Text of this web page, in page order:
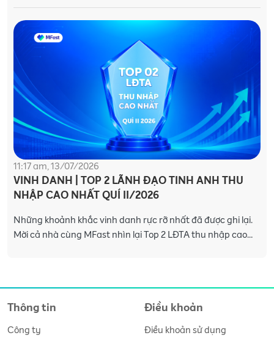
Quí II/2026 và những kỷ niệm khó quên tron
11:17 am, 13/07/2026
VINH DANH | TOP 2 LÃNH ĐẠO TINH ANH THU
NHẬP CAO NHẤT QUÍ II/2026
Những khoảnh khắc vinh danh rực rỡ nhất đã được ghi lại.
Mời cả nhà cùng MFast nhìn lại Top 2 LĐTA thu nhập cao
Thông tin
Công ty
Điều khoản
Điều khoản sử dụng